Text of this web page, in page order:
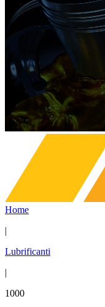
Home
|
Lubrificanti
|
1000